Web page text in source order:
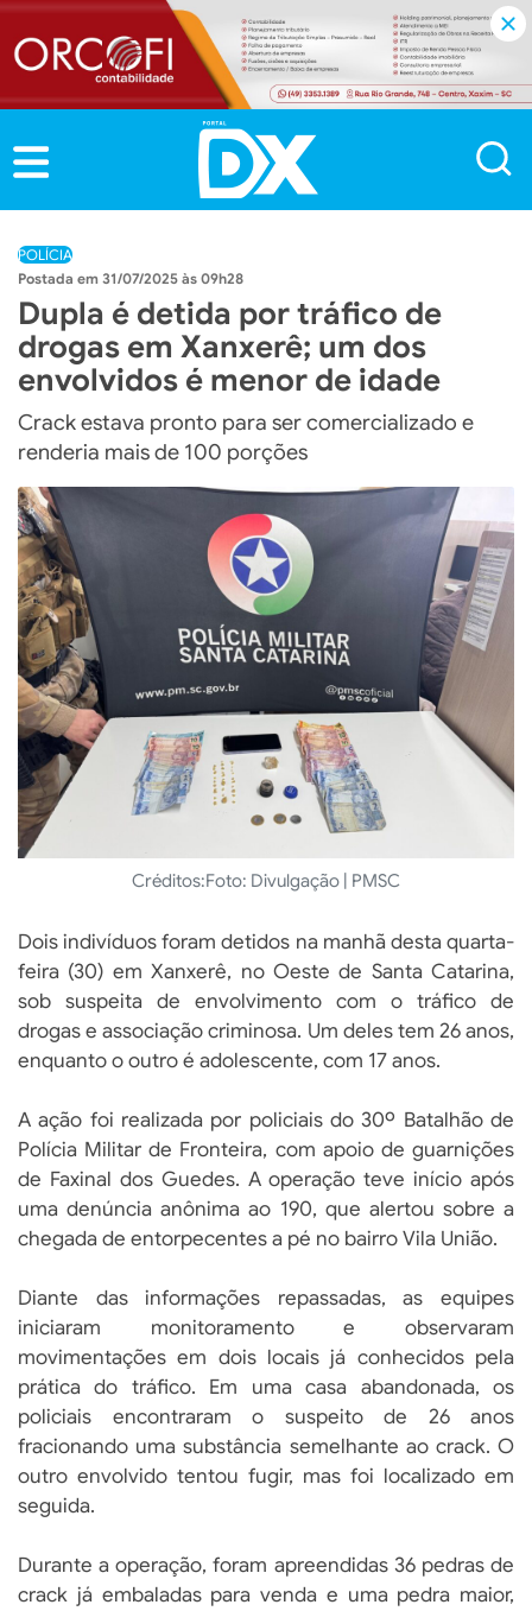
POLÍCIA
31/07/2025 às 09h28
Dupla é detida por tráfico de
drogas em Xanxerê; um dos
envolvidos é menor de idade
Crack estava pronto para ser comercializado e
renderia mais de 100 porções
Créditos:Foto: Divulgação | PMSC
Dois indivíduos foram detidos na manhã desta quarta-
feira (30) em Xanxerê, no Oeste de Santa Catarina,
sob suspeita de envolvimento com o tráfico de
drogas e associação criminosa. Um deles tem 26 anos,
enquanto o outro é adolescente, com 17 anos.
A ação foi realizada por policiais do 30º Batalhão de
Polícia Militar de Fronteira, com apoio de guarnições
de Faxinal dos Guedes. A operação teve início após
uma denúncia anônima ao 190, que alertou sobre a
chegada de entorpecentes a pé no bairro Vila União.
Diante das informações repassadas, as equipes
iniciaram monitoramento e observaram
movimentações em dois locais já conhecidos pela
prática do tráfico. Em uma casa abandonada, os
policiais encontraram o suspeito de 26 anos
fracionando uma substância semelhante ao crack. O
outro envolvido tentou fugir, mas foi localizado em
seguida.
Durante a operação, foram apreendidas 36 pedras de
crack já embaladas para venda e uma pedra maior,